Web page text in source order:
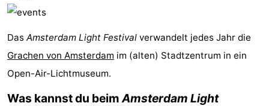
Bos
Zimmer
(mit
Lastminutes
Attraktionen
Das Amsterdam Light Festival verwandelt jedes Jahr die
Grachen von Amsterdam im (alten) Stadtzentrum in ein
Open-Air-Lichtmuseum.
Was kannst du beimAmsterdam Light